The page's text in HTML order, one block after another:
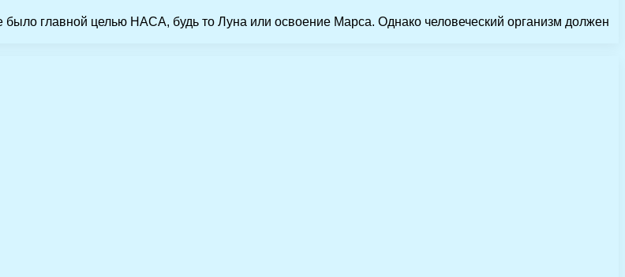
было главной целью НАСА, будь то Луна или освоение Марса. Однако человеческий организм должен